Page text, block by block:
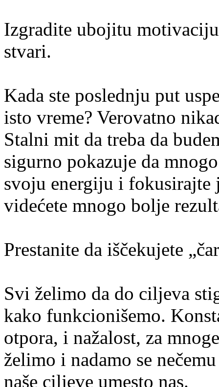
Izgradite ubojitu
stvari.
Kada ste poslednju put
isto vreme? Verovatno
Stalni mit da treba da
sigurno pokazuje da
svoju energiju i
videćete mnogo bolje
Prestanite da iščekujete
Svi želimo da do ciljeva
kako funkcionišemo.
otpora, i nažalost, za
želimo i nadamo se
naše ciljeve umesto nas.